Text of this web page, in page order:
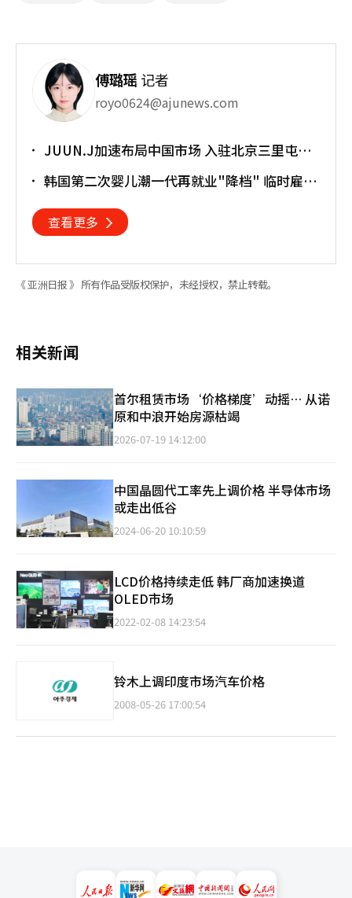
傅璐瑶 记者
royo0624@ajunews.com
JUUN.J加速布局中国市场 入驻北京三里屯太
韩国第二次婴儿潮一代再就业"降档" 临时雇员
查看更多
《 亚洲日报 》 所有作品受版权保护，未经授权，禁止转载。
相关新闻
首尔租赁市场‘价格梯度’动摇… 从诺
原和中浪开始房源枯竭
2026-07-19 14:12:00
中国晶圆代工率先上调价格 半导体市场
或走出低谷
2024-06-20 10:10:59
LCD价格持续走低 韩厂商加速换道
OLED市场
2022-02-08 14:23:54
铃木上调印度市场汽车价格
2008-05-26 17:00:54